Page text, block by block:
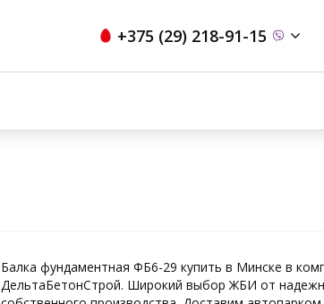
+375 (29) 218-91-15
Балка фундаментная ФБ6-29 купить в Минске в
ДельтаБетонСтрой. Широкий выбор ЖБИ от